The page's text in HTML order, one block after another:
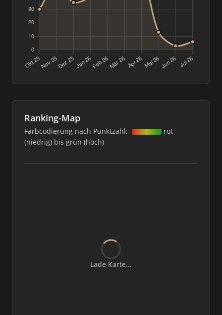
Ranking-Map
Farbcodierung nach Punktzahl:
rot
(niedrig) bis grün (hoch)
Lade Karte...